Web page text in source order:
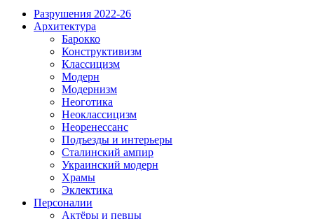
Разрушения 2022-26
Архитектура
Барокко
Конструктивизм
Классицизм
Модерн
Модернизм
Неоготика
Неоклассицизм
Неоренессанс
Подъезды и интерьеры
Сталинский ампир
Украинский модерн
Храмы
Эклектика
Персоналии
Актёры и певцы